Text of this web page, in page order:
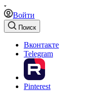
Войти
Поиск
Вконтакте
Telegram
Pinterest